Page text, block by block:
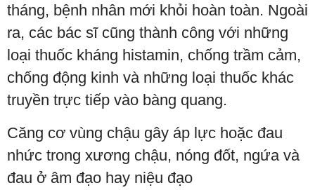
tháng, bệnh nhân mới khỏi hoàn toàn. Ngoài
ra, các bác sĩ cũng thành công với những
loại thuốc kháng histamin, chống trầm cảm,
chống động kinh và những loại thuốc khác
truyền trực tiếp vào bàng quang.
Căng cơ vùng chậu gây áp lực hoặc đau
nhức trong xương chậu, nóng đốt, ngứa và
đau ở âm đạo hay niệu đạo